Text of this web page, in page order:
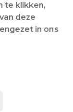
Alles zien
25ha. Bovenop een
te klikken,
deze
in ons